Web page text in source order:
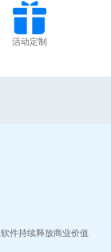
活动定制
件持续释放商业价值